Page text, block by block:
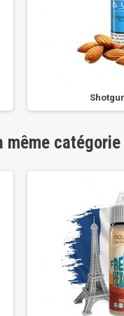
même catégorie